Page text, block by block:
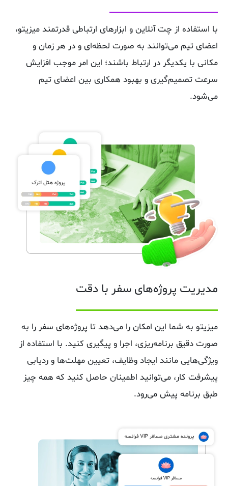
با استفاده از چت آنلاین و ابزارهای ارتباطی قدرتمند میزیتو،
اعضای تیم می‌توانند به صورت لحظه‌ای و در هر زمان و
مکانی با یکدیگر در ارتباط باشند؛ این امر موجب افزایش
سرعت تصمیم‌گیری و بهبود همکاری بین اعضای تیم
می‌شود.
مدیریت پروژه‌های سفر با دقت
میزیتو به شما این امکان را می‌دهد تا پروژه‌های سفر را به
صورت دقیق برنامه‌ریزی، اجرا و پیگیری کنید. با استفاده از
ویژگی‌هایی مانند ایجاد وظایف، تعیین مهلت‌ها و ردیابی
پیشرفت کار، می‌توانید اطمینان حاصل کنید که همه چیز
طبق برنامه پیش می‌رود.